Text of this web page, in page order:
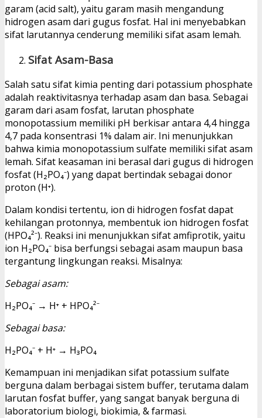
garam (acid salt), yaitu garam masih mengandung
hidrogen asam dari gugus fosfat. Hal ini menyebabkan
sifat larutannya cenderung memiliki sifat asam lemah.
Sifat Asam-Basa
Salah satu sifat kimia penting dari potassium phosphate
adalah reaktivitasnya terhadap asam dan basa. Sebagai
garam dari asam fosfat, larutan phosphate
monopotassium memiliki pH berkisar antara 4,4 hingga
4,7 pada konsentrasi 1% dalam air. Ini menunjukkan
bahwa kimia monopotassium sulfate memiliki sifat asam
lemah. Sifat keasaman ini berasal dari gugus di hidrogen
fosfat (H₂PO₄⁻) yang dapat bertindak sebagai donor
proton (H⁺).
Dalam kondisi tertentu, ion di hidrogen fosfat dapat
kehilangan protonnya, membentuk ion hidrogen fosfat
(HPO₄²⁻). Reaksi ini menunjukkan sifat amfiprotik, yaitu
ion H₂PO₄⁻ bisa berfungsi sebagai asam maupun basa
tergantung lingkungan reaksi. Misalnya:
Sebagai asam:
H₂PO₄⁻ → H⁺ + HPO₄²⁻
Sebagai basa:
H₂PO₄⁻ + H⁺ → H₃PO₄
Kemampuan ini menjadikan sifat potassium sulfate
berguna dalam berbagai sistem buffer, terutama dalam
larutan fosfat buffer, yang sangat banyak berguna di
laboratorium biologi, biokimia, & farmasi.